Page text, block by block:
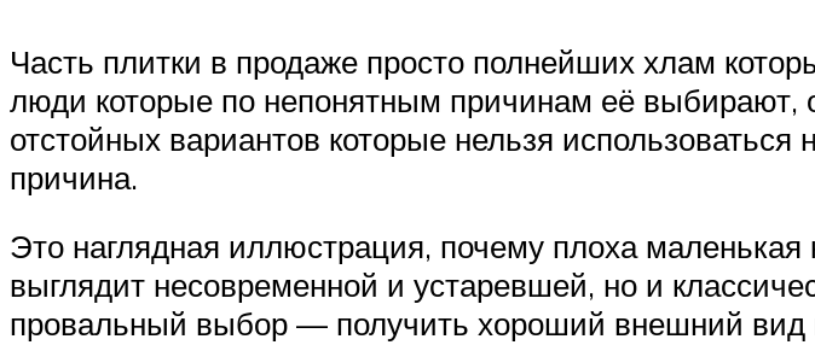
Часть плитки в продаже просто полнейших хлам
люди которые по непонятным причинам её выбирают,
отстойных вариантов которые нельзя
причина.
Это наглядная иллюстрация, почему плоха
выглядит несовременной и устаревшей, но и
провальный выбор — получить хороший внешний вид